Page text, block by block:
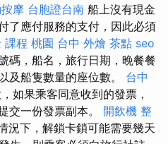
摩 台胞證台南 船上沒有現金
了應付服務的支付，因此必須
課程 桃園 台中 外燴 茶點 seo
碼，船名，旅行日期，晚餐餐
及船隻數量的座位數。 台中
如果乘客同意收到的發票，
交一份發票副本。 開飲機 整
況下，解鎖卡鎖可能需要幾天